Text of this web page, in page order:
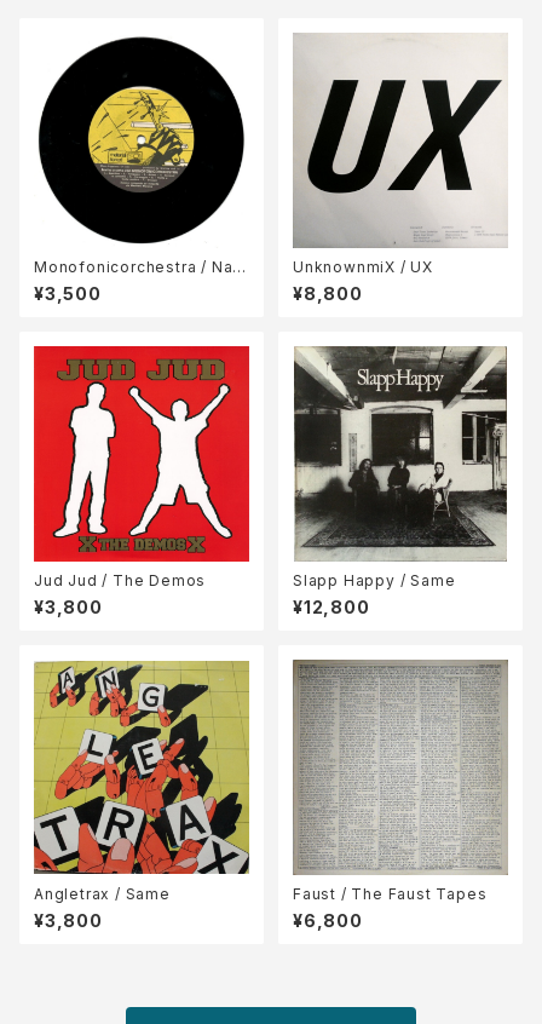
Monofonicorchestra / Naif
Orchestra Invito A Cena C
on Monofonicorchestra / I
¥3,500
UnknownmiX / UX
¥8,800
Jud Jud / The Demos
¥3,800
Slapp Happy / Same
¥12,800
Angletrax / Same
¥3,800
Faust / The Faust Tapes
¥6,800